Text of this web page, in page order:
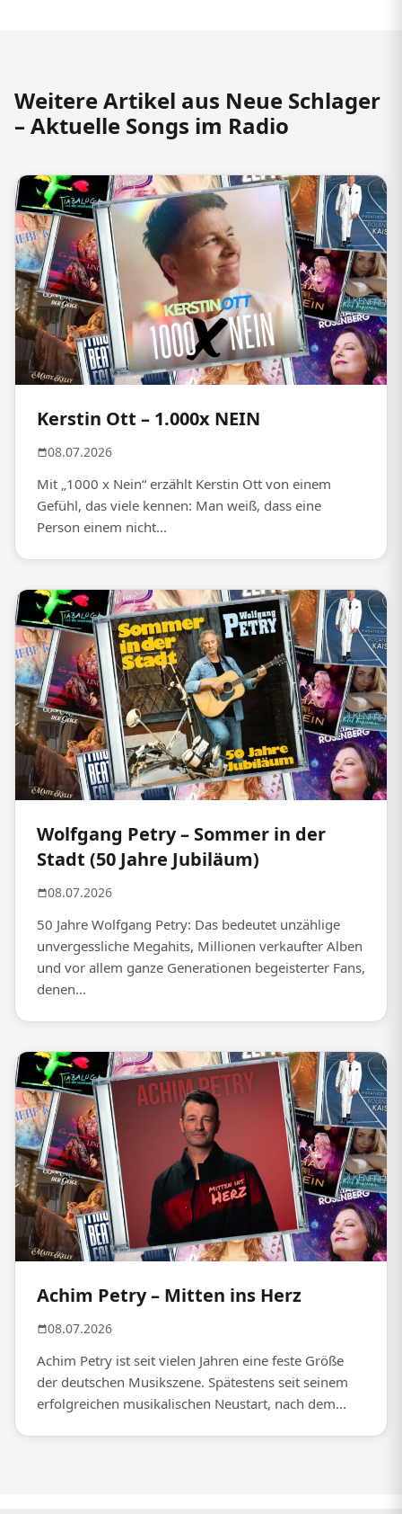
Weitere Artikel aus Neue Schlager
– Aktuelle Songs im Radio
Kerstin Ott – 1.000x NEIN
08.07.2026
Mit „1000 x Nein“ erzählt Kerstin Ott von einem
Gefühl, das viele kennen: Man weiß, dass eine
Person einem nicht...
Wolfgang Petry – Sommer in der
Stadt (50 Jahre Jubiläum)
08.07.2026
50 Jahre Wolfgang Petry: Das bedeutet unzählige
unvergessliche Megahits, Millionen verkaufter Alben
und vor allem ganze Generationen begeisterter Fans,
denen...
Achim Petry – Mitten ins Herz
08.07.2026
Achim Petry ist seit vielen Jahren eine feste Größe
der deutschen Musikszene. Spätestens seit seinem
erfolgreichen musikalischen Neustart, nach dem...